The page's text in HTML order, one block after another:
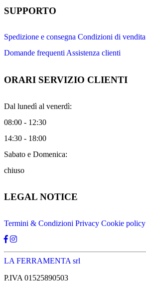
SUPPORTO
Spedizione e consegna Condizioni di vendita
Domande frequenti Assistenza clienti
ORARI SERVIZIO CLIENTI
Dal lunedì al venerdì:
08:00 - 12:30
14:30 - 18:00
Sabato e Domenica:
chiuso
LEGAL NOTICE
Termini & Condizioni Privacy Cookie policy
LA FERRAMENTA srl
P.IVA 01525890503